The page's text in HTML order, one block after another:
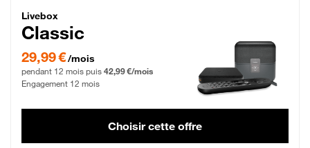
Livebox Classic Fibre
Livebox
Classic
29,99 € par mois pendant 12 mois puis 42,99 € par mois, Engagement 12 mois
29,99 €/mois
pendant 12 mois puis 42,99 €/mois
Engagement 12 mois
Choisir cette offre